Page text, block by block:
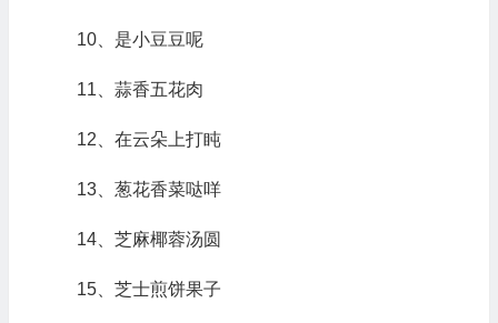
10、是小豆豆呢
11、蒜香五花肉
12、在云朵上打盹
13、葱花香菜哒咩
14、芝麻椰蓉汤圆
15、芝士煎饼果子